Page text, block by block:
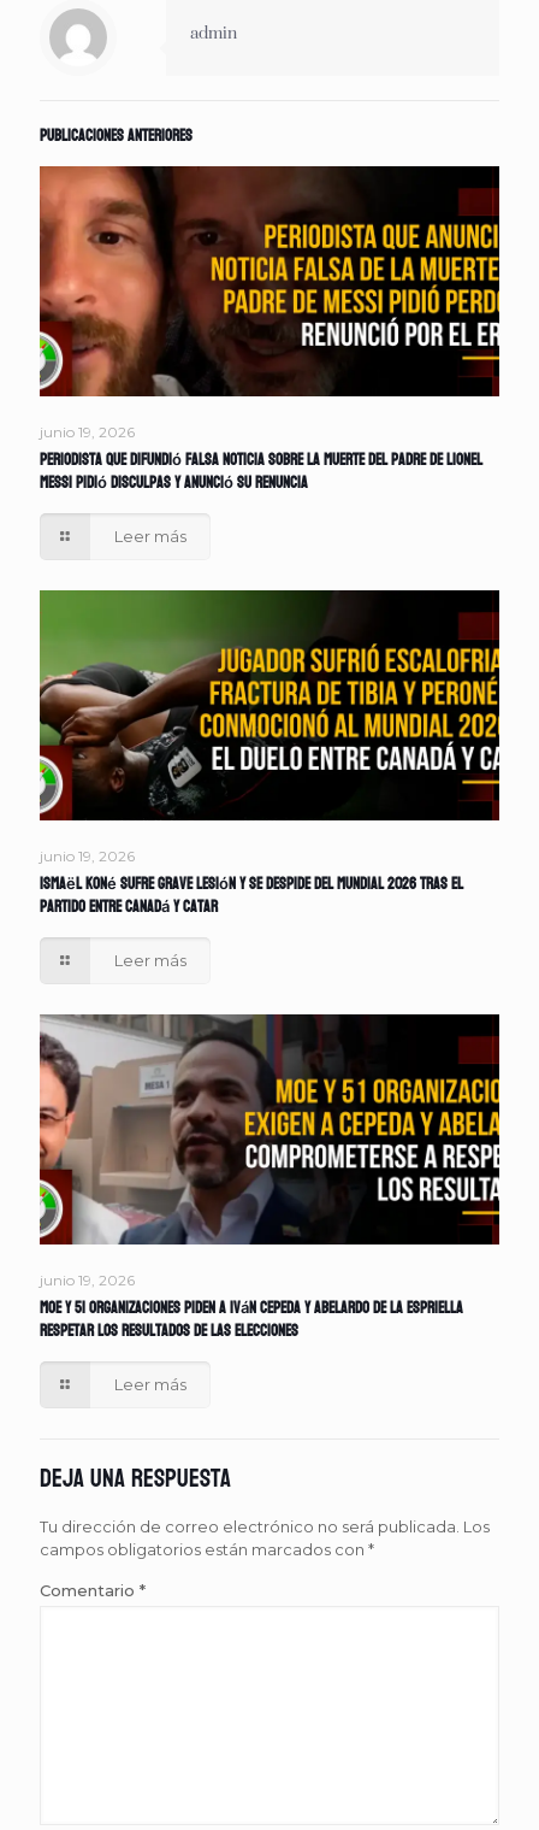
admin
Publicaciones anteriores
junio 19, 2026
Periodista que difundió falsa noticia sobre la muerte del padre de Lionel
Messi pidió disculpas y anunció su renuncia
Leer más
junio 19, 2026
Ismaël Koné sufre grave lesión y se despide del Mundial 2026 tras el
partido entre Canadá y Catar
Leer más
junio 19, 2026
MOE y 51 organizaciones piden a Iván Cepeda y Abelardo de la Espriella
respetar los resultados de las elecciones
Leer más
Deja una respuesta
Tu dirección de correo electrónico no será publicada. Los
campos obligatorios están marcados con *
Comentario *